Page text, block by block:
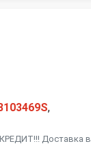
,
Доставка в